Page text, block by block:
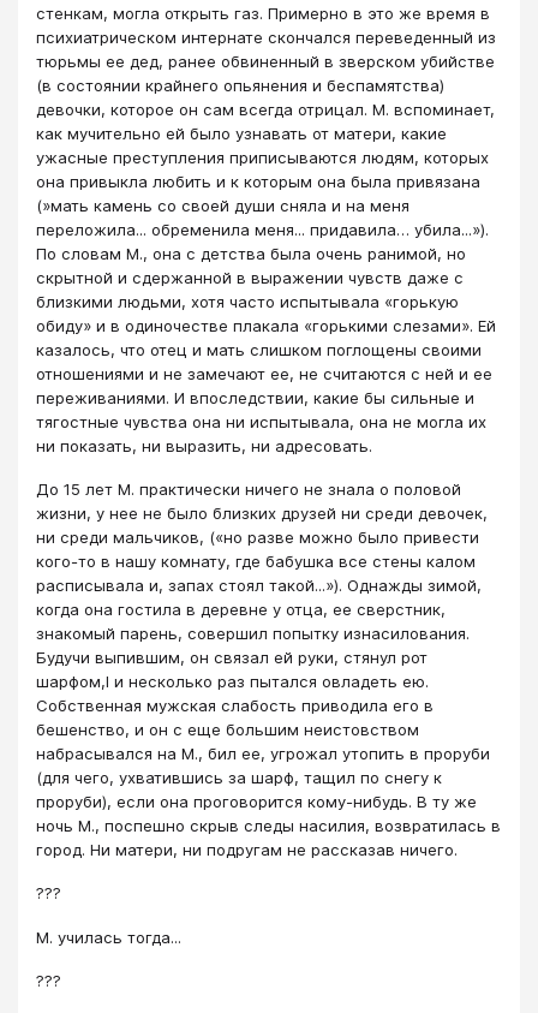
стенкам, могла открыть газ. Примерно в это же время в
психиатрическом интернате скончался переведенный из
тюрьмы ее дед, ранее обвиненный в зверском убийстве
(в состоянии крайнего опьянения и беспамятства)
девочки, которое он сам всегда отрицал. М. вспоминает,
как мучительно ей было узнавать от матери, какие
ужасные преступления приписываются людям, которых
она привыкла любить и к которым она была привязана
(»мать камень со своей души сняла и на меня
переложила... обременила меня... придавила… убила...»).
По словам М., она с детства была очень ранимой, но
скрытной и сдержанной в выражении чувств даже с
близкими людьми, хотя часто испытывала «горькую
обиду» и в одиночестве плакала «горькими слезами». Ей
казалось, что отец и мать слишком поглощены своими
отношениями и не замечают ее, не считаются с ней и ее
переживаниями. И впоследствии, какие бы сильные и
тягостные чувства она ни испытывала, она не могла их
ни показать, ни выразить, ни адресовать.
До 15 лет М. практически ничего не знала о половой
жизни, у нее не было близких друзей ни среди девочек,
ни среди мальчиков, («но разве можно было привести
кого-то в нашу комнату, где бабушка все стены калом
расписывала и, запах стоял такой...»). Однажды зимой,
когда она гостила в деревне у отца, ее сверстник,
знакомый парень, совершил попытку изнасилования.
Будучи выпившим, он связал ей руки, стянул рот
шарфом,I и несколько раз пытался овладеть ею.
Собственная мужская слабость приводила его в
бешенство, и он с еще большим неистовством
набрасывался на М., бил ее, угрожал утопить в проруби
(для чего, ухватившись за шарф, тащил по снегу к
проруби), если она проговорится кому-нибудь. В ту же
ночь М., поспешно скрыв следы насилия, возвратилась в
город. Ни матери, ни подругам не рассказав ничего.
???
М. училась тогда...
???